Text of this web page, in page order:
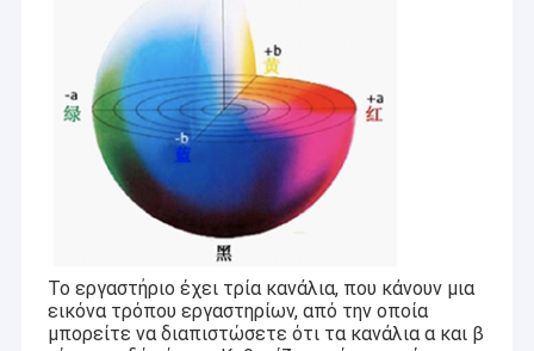
Το εργαστήριο έχει τρία κανάλια, που κάνουν μια
εικόνα τρόπου εργαστηρίων, από την οποία
μπορείτε να διαπιστώσετε ότι τα κανάλια α και β